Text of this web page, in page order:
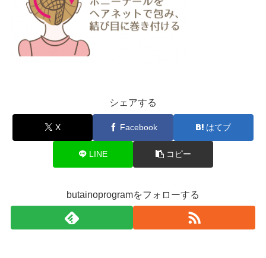
シェアする
X Facebook はてブ
LINE コピー
butainoprogramをフォローする